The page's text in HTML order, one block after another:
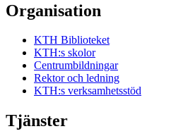
Organisation
KTH Biblioteket
KTH:s skolor
Centrumbildningar
Rektor och ledning
KTH:s verksamhetsstöd
Tjänster